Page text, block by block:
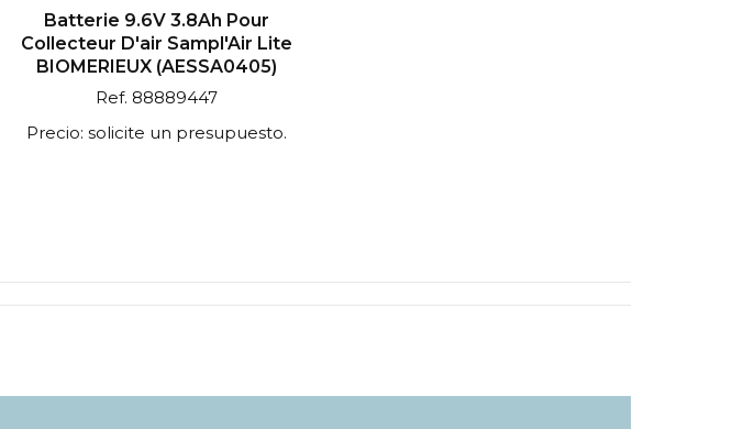
Batterie 9.6V 3.8Ah Pour
Collecteur D'air Sampl'Air Lite
BIOMERIEUX (AESSA0405)
Ref. 88889447
Precio: solicite un presupuesto.